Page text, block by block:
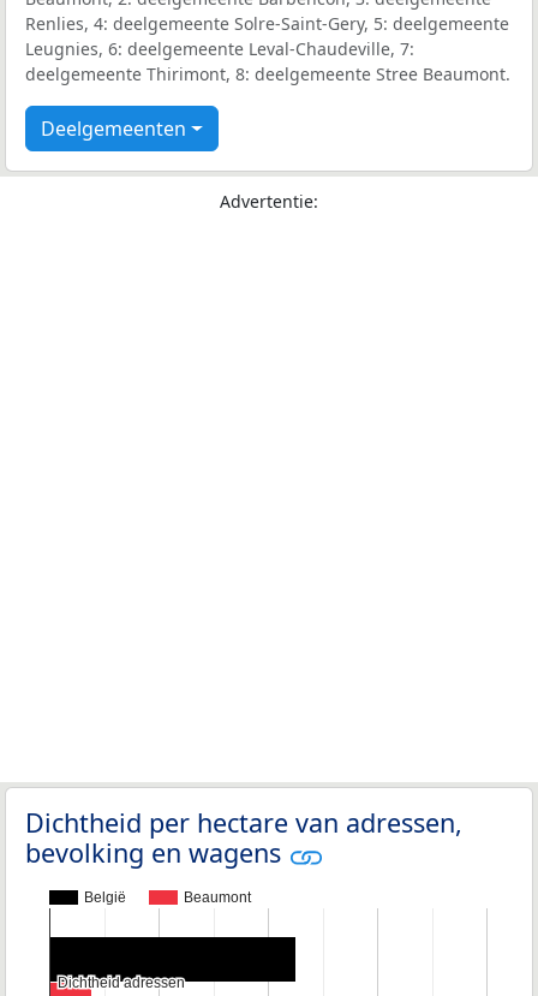
Renlies, 4: deelgemeente Solre-Saint-Gery, 5: deelgemeente
Leugnies, 6: deelgemeente Leval-Chaudeville, 7:
deelgemeente Thirimont, 8: deelgemeente Stree Beaumont.
Deelgemeenten
Advertentie:
Dichtheid per hectare van adressen,
bevolking en wagens
België Beaumont
Dichtheid adressen
Dichtheid adressen